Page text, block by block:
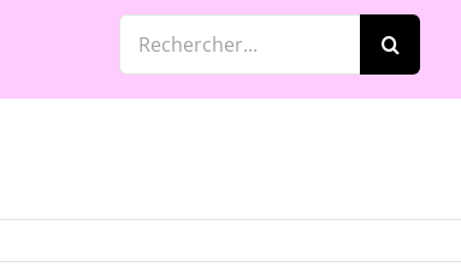
Rechercher: